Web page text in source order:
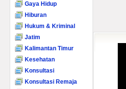
Gaya Hidup
Hiburan
Hukum & Kriminal
Jatim
Kalimantan Timur
Kesehatan
Konsultasi
Konsultasi Remaja